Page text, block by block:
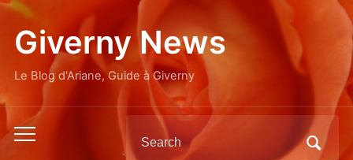
Giverny News
Le Blog d'Ariane, Guide à Giverny
Toggle
Search
for: